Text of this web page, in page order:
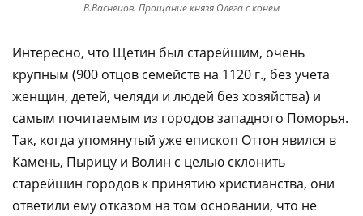
В.Васнецов. Прощание князя Олега с конем
Интересно, что Щетин был старейшим, очень
крупным (900 отцов семейств на 1120 г., без учета
женщин, детей, челяди и людей без хозяйства) и
самым почитаемым из городов западного Поморья.
Так, когда упомянутый уже епископ Оттон явился в
Камень, Пырицу и Волин с целью склонить
старейшин городов к принятию христианства, они
ответили ему отказом на том основании, что не